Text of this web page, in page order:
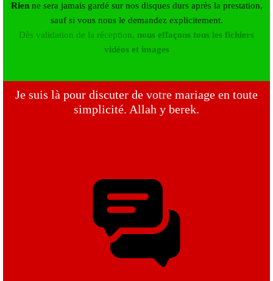
Rienne sera jamais gardé sur nos disques durs après la prestation,
sauf si vous nous le demandez explicitement.
Dès validation de la réception, nous effaçons tous les fichiers
vidéos et images
Je suis là pour discuter de votre mariage en toute
simplicité. Allah y berek.